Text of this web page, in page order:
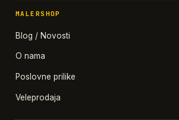
MALERSHOP
Blog / Novosti
O nama
Poslovne prilike
Veleprodaja